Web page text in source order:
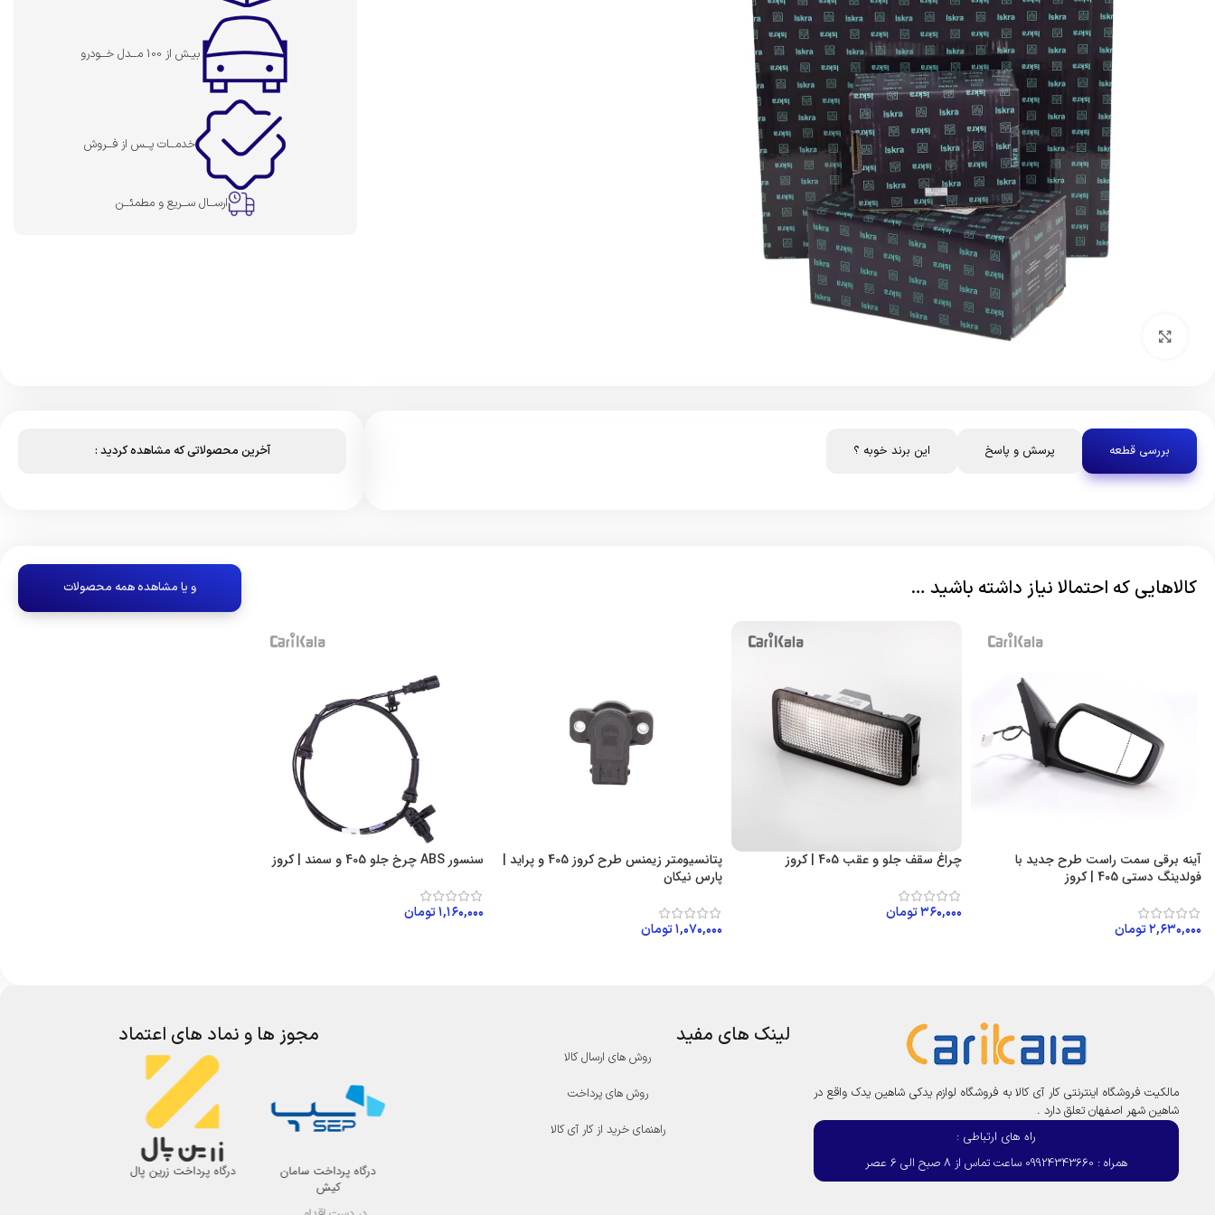
بیـش از 100 مــدل خــودرو
خدمــات پــس از فــروش
ارســال ســریع و مطمئــن
بررسی قطعه پرسش و پاسخ این برند خوبه ؟ آخرین محصولاتی که مشاهده کردید :
کالاهایی که احتمالا نیاز داشته باشید … و یا مشاهده همه محصولات
آینه برقی سمت راست طرح جدید با
فولدینگ دستی 405 | کروز
۲,۶۳۰,۰۰۰تومان
چراغ سقف جلو و عقب 405 | کروز
۳۶۰,۰۰۰تومان
پتانسیومتر زیمنس طرح کروز 405 و پراید |
پارس نیکان
۱,۰۷۰,۰۰۰تومان
سنسور ABS چرخ جلو 405 و سمند | کروز
۱,۱۶۰,۰۰۰تومان
مالکیت فروشگاه اینترنتی کار آی کالا به فروشگاه لوازم یدکی شاهین یدک واقع در
شاهین شهر اصفهان تعلق دارد .
راه های ارتباطی :
همراه : 09924343660 ساعت تماس از 8 صبح الی 6 عصر
لینک های مفید
روش های ارسال کالا
روش های پرداخت
راهنمای خرید از کار آی کالا
مجوز ها و نماد های اعتماد
درگاه پرداخت سامان
کیش
درگاه پرداخت زرین پال